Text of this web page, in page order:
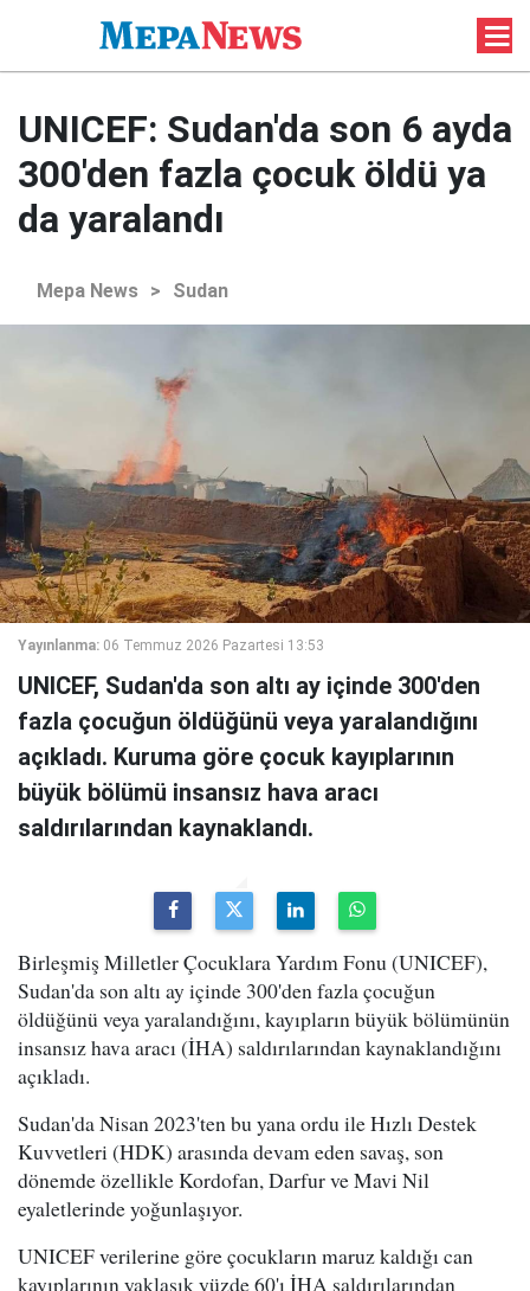
UNICEF: Sudan'da son 6 ayda
300'den fazla çocuk öldü ya
da yaralandı
Mepa News > Sudan
Yayınlanma: 06 Temmuz 2026 Pazartesi 13:53
UNICEF, Sudan'da son altı ay içinde 300'den
fazla çocuğun öldüğünü veya yaralandığını
açıkladı. Kuruma göre çocuk kayıplarının
büyük bölümü insansız hava aracı
saldırılarından kaynaklandı.
Birleşmiş Milletler Çocuklara Yardım Fonu (UNICEF),
Sudan'da son altı ay içinde 300'den fazla çocuğun
öldüğünü veya yaralandığını, kayıpların büyük bölümünün
insansız hava aracı (İHA) saldırılarından kaynaklandığını
açıkladı.
Sudan'da Nisan 2023'ten bu yana ordu ile Hızlı Destek
Kuvvetleri (HDK) arasında devam eden savaş, son
dönemde özellikle Kordofan, Darfur ve Mavi Nil
eyaletlerinde yoğunlaşıyor.
UNICEF verilerine göre çocukların maruz kaldığı can
kayıplarının yaklaşık yüzde 60'ı İHA saldırılarından